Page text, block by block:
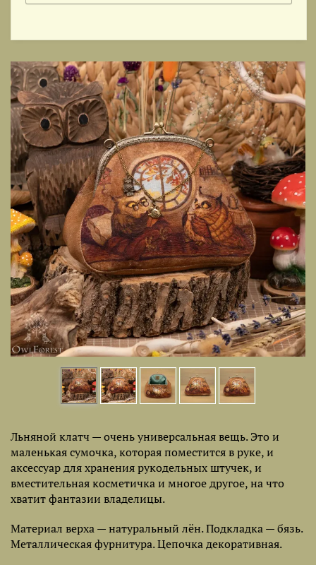
Льняной клатч — очень универсальная вещь. Это и
маленькая сумочка, которая поместится в руке, и
аксессуар для хранения рукодельных штучек, и
вместительная косметичка и многое другое, на что
хватит фантазии владелицы.
Материал верха — натуральный лён. Подкладка — бязь.
Металлическая фурнитура. Цепочка декоративная.